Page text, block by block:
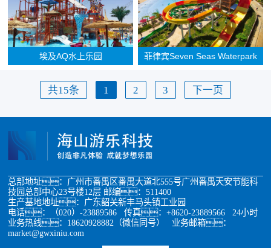
埃及AQ水上乐园 菲律宾Seven Seas Waterpark
共15条 1 2 3 下一页
总部地址：广州市番禺区番禺大道北555号广州番禺天安节能科
技园总部中心23号楼12层 邮编：511400
生产基地地址：广东韶关新丰马头镇工业园
电话：（020）-23889586 传真：+8620-23889566 24小时
业务热线：18620928882（微信同号） 业务邮箱：
market@gwxiniu.com